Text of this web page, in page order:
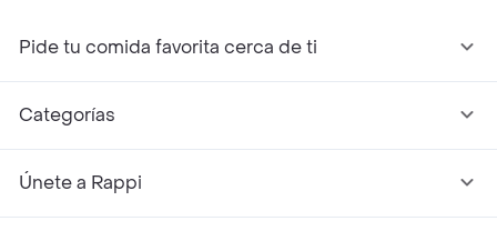
Pide tu comida favorita cerca de ti
Categorías
Únete a Rappi